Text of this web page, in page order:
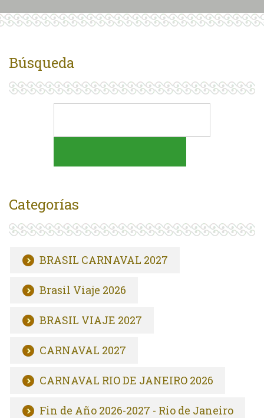
Búsqueda
Categorías
BRASIL CARNAVAL 2027
Brasil Viaje 2026
BRASIL VIAJE 2027
CARNAVAL 2027
CARNAVAL RIO DE JANEIRO 2026
Fin de Año 2026-2027 - Rio de Janeiro